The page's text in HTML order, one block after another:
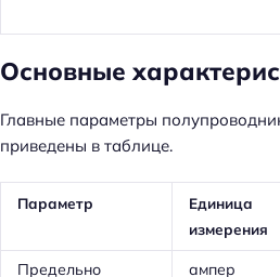
Основные
Главные параметры
приведены в таблице.
Параметр
Единица
измерения
Предельно
ампер